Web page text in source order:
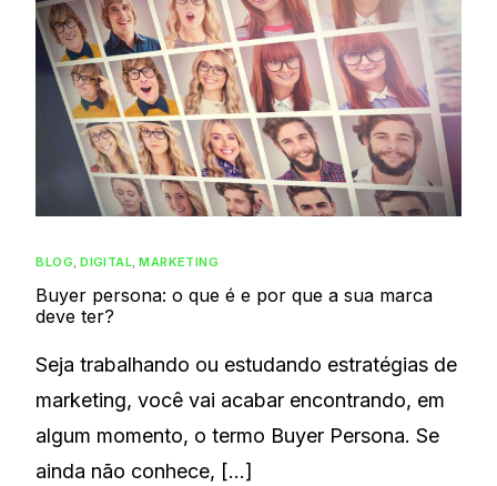
BLOG,DIGITAL,MARKETING
Buyer persona: o que é e por que a sua marca
deve ter?
Seja trabalhando ou estudando estratégias de
marketing, você vai acabar encontrando, em
algum momento, o termo Buyer Persona. Se
ainda não conhece, […]